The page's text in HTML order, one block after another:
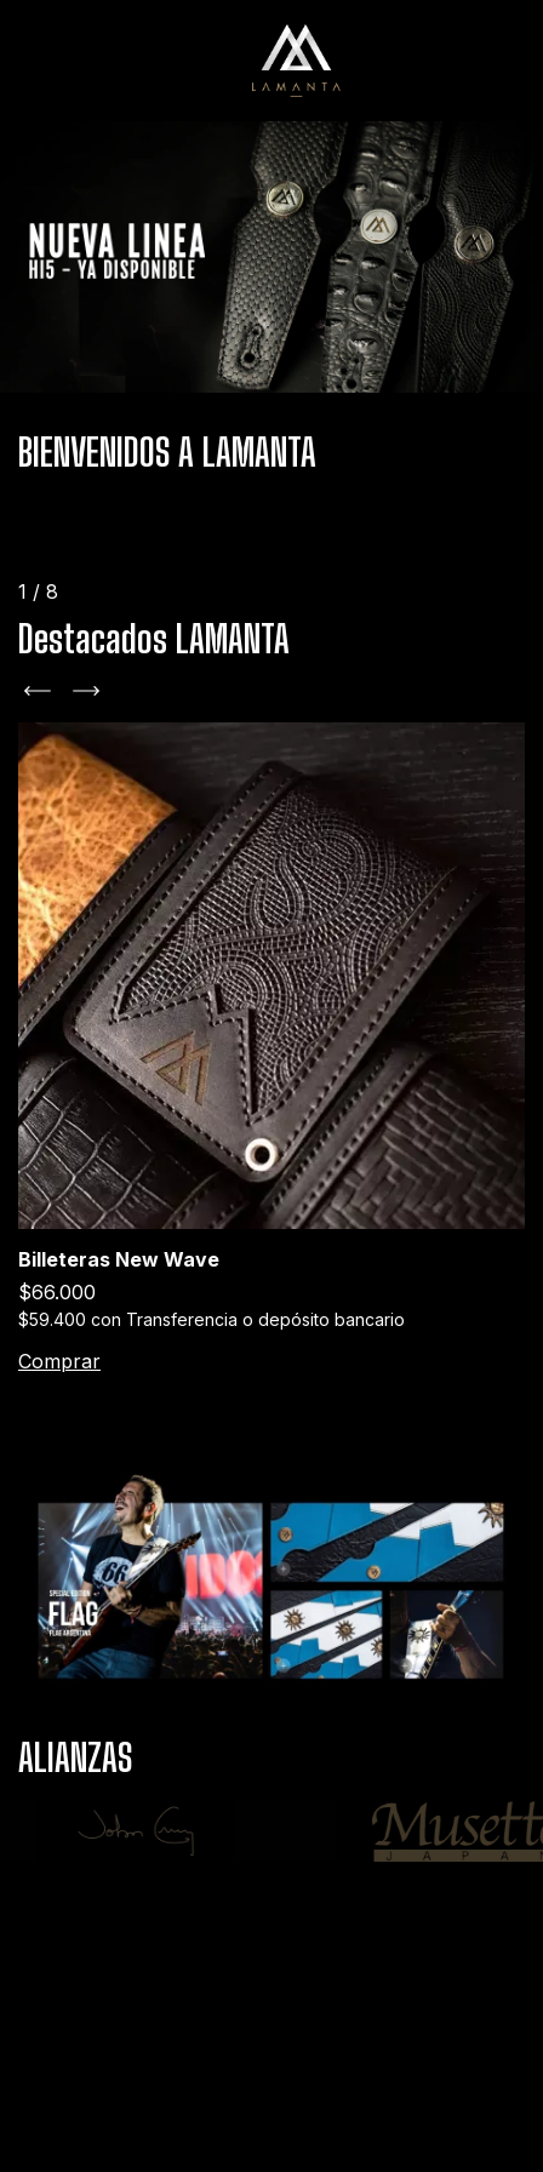
BIENVENIDOS A LAMANTA
1 / 8
Destacados LAMANTA
Billeteras New Wave
$66.000
$59.400 con Transferencia o depósito bancario
Comprar
ALIANZAS